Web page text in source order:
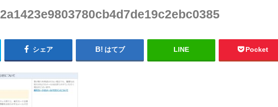
2a1423e9803780cb4d7de19c2ebc0385
シェア はてブ LINE Pocket